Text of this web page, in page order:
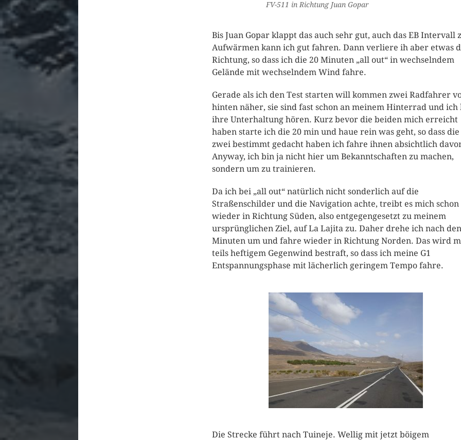
FV-511 in Richtung Juan Gopar
Bis Juan Gopar klappt das auch sehr gut, auch das EB Intervall
Aufwärmen kann ich gut fahren. Dann verliere ih aber etwas
Richtung, so dass ich die 20 Minuten „all out“ in wechselndem
Gelände mit wechselndem Wind fahre.
Gerade als ich den Test starten will kommen zwei Radfahrer
hinten näher, sie sind fast schon an meinem Hinterrad und ich
ihre Unterhaltung hören. Kurz bevor die beiden mich erreicht
haben starte ich die 20 min und haue rein was geht, so dass die
zwei bestimmt gedacht haben ich fahre ihnen absichtlich
Anyway, ich bin ja nicht hier um Bekanntschaften zu machen,
sondern um zu trainieren.
Da ich bei „all out“ natürlich nicht sonderlich auf die
Straßenschilder und die Navigation achte, treibt es mich schon
wieder in Richtung Süden, also entgegengesetzt zu meinem
ursprünglichen Ziel, auf La Lajita zu. Daher drehe ich nach
Minuten um und fahre wieder in Richtung Norden. Das wird
teils heftigem Gegenwind bestraft, so dass ich meine G1
Entspannungsphase mit lächerlich geringem Tempo fahre.
Die Strecke führt nach Tuineje. Wellig mit jetzt böigem